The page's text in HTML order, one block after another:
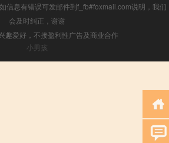
信息有错误可发邮件到f_fb#foxmail.com说明，我们
会及时纠正，谢谢
趣爱好，不接盈利性广告及商业合作
小男孩